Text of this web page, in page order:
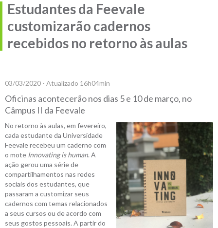
Estudantes da Feevale
customizarão cadernos
recebidos no retorno às aulas
03/03/2020 - Atualizado 16h04min
Oficinas acontecerão nos dias 5 e 10 de março, no
Câmpus II da Feevale
No retorno às aulas, em fevereiro,
cada estudante da Universidade
Feevale recebeu um caderno com
o mote Innovating is human. A
ação gerou uma série de
compartilhamentos nas redes
sociais dos estudantes, que
passaram a customizar seus
cadernos com temas relacionados
a seus cursos ou de acordo com
seus gostos pessoais. A partir do